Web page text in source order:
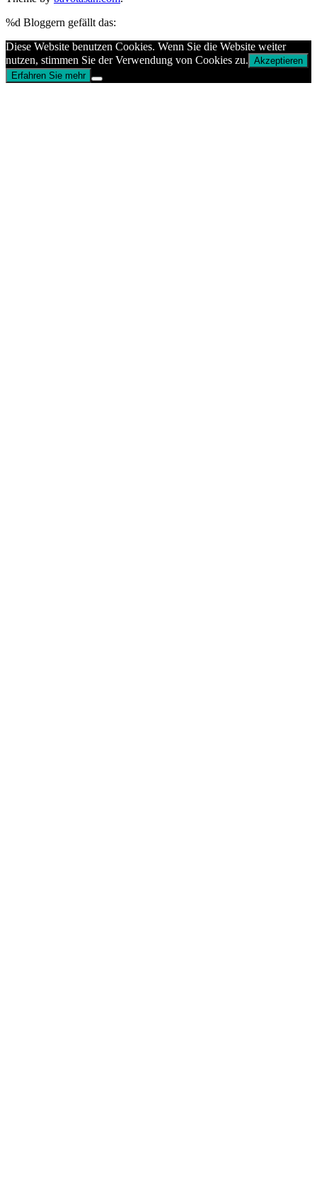
%d Bloggern gefällt das:
Diese Website benutzen Cookies. Wenn Sie die Website weiter
nutzen, stimmen Sie der Verwendung von Cookies zu. Akzeptieren
Erfahren Sie mehr